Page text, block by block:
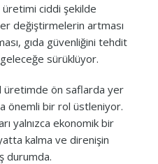
üretimi ciddi şekilde
değiştirmelerin artması
gıda güvenliğini tehdit
sürüklüyor.
üretimde ön saflarda yer
önemli bir rol üstleniyor.
yalnızca ekonomik bir
kalma ve direnişin
durumda.